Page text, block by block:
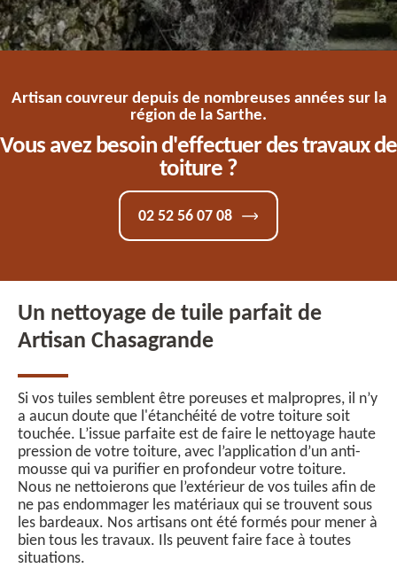
Artisan couvreur depuis de nombreuses années sur la
région de la Sarthe.
Vous avez besoin d'effectuer des travaux de
toiture ?
02 52 56 07 08
Un nettoyage de tuile parfait de
Artisan Chasagrande
Si vos tuiles semblent être poreuses et malpropres, il n’y
a aucun doute que l'étanchéité de votre toiture soit
touchée. L’issue parfaite est de faire le nettoyage haute
pression de votre toiture, avec l’application d’un anti-
mousse qui va purifier en profondeur votre toiture.
Nous ne nettoierons que l’extérieur de vos tuiles afin de
ne pas endommager les matériaux qui se trouvent sous
les bardeaux. Nos artisans ont été formés pour mener à
bien tous les travaux. Ils peuvent faire face à toutes
situations.